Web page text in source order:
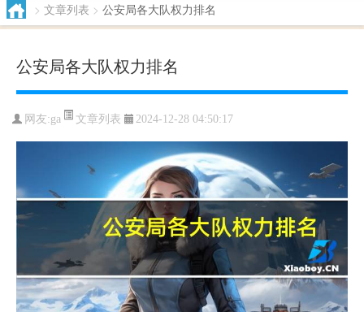
> 文章列表 > 公安局各大队权力排名
公安局各大队权力排名
网友:ga 文章列表 2024-12-28 04:50:17